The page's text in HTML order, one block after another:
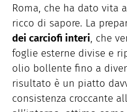
Roma, che ha dato vita
ricco di sapore. La
dei carciofi interi, che
foglie esterne divise e
olio bollente fino a
risultato è un piatto
consistenza croccante